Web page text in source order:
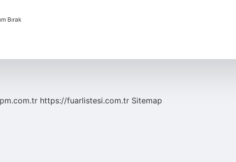
Bırak
https://fuarlistesi.com.tr Sitemap